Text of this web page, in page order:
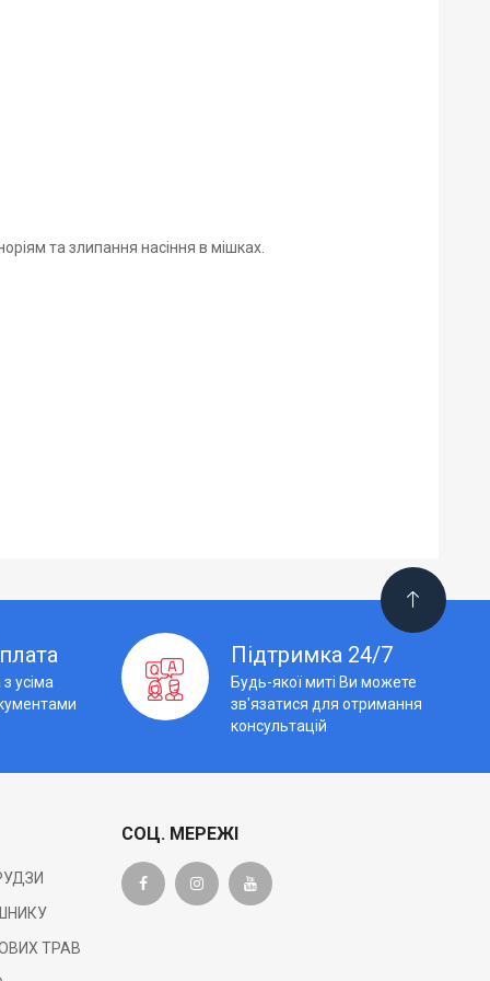
та злипання насіння в мішках.
насіння.
— за бажанням та характеристикам препаратів.
міксера або змішувача! Розведений розчин перед
усіма
Підтримка 24/7
Будь-якої миті Ви можете
зв'язатися для отримання
консультацій
ТРАВ
СОЦ. МЕРЕЖІ